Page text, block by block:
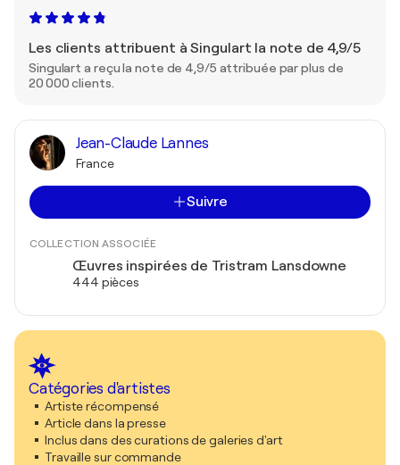
Les clients attribuent à Singulart la note de 4,9/5
Singulart a reçu la note de 4,9/5 attribuée par plus de
20 000 clients.
Jean-Claude Lannes
France
Suivre
COLLECTION ASSOCIÉE
Œuvres inspirées de Tristram Lansdowne
444 pièces
Catégories d'artistes
Artiste récompensé
Article dans la presse
Inclus dans des curations de galeries d'art
Travaille sur commande